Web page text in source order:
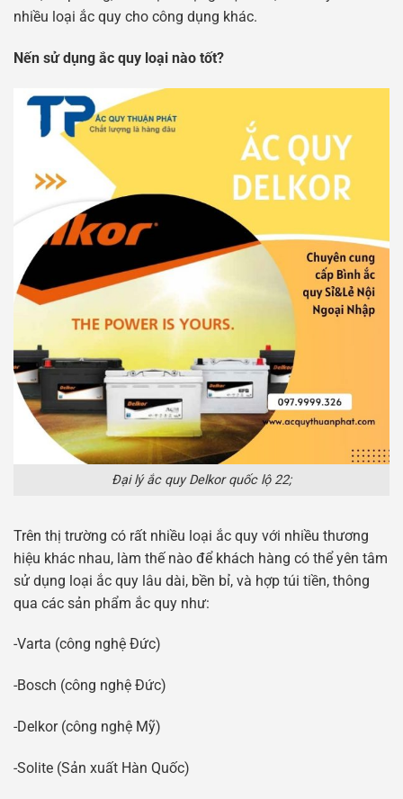
nhiều loại ắc quy cho công dụng khác.
Nến sử dụng ắc quy loại nào tốt?
Đại lý ắc quy Delkor quốc lộ 22;
Trên thị trường có rất nhiều loại ắc quy với nhiều thương
hiệu khác nhau, làm thế nào để khách hàng có thể yên tâm
sử dụng loại ắc quy lâu dài, bền bỉ, và hợp túi tiền, thông
qua các sản phẩm ắc quy như:
-Varta (công nghệ Đức)
-Bosch (công nghệ Đức)
-Delkor (công nghệ Mỹ)
-Solite (Sản xuất Hàn Quốc)